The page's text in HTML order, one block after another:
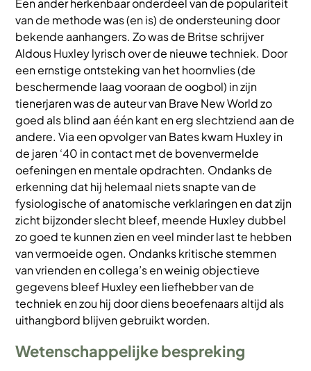
Een ander herkenbaar onderdeel van de populariteit
van de methode was (en is) de ondersteuning door
bekende aanhangers. Zo was de Britse schrijver
Aldous Huxley lyrisch over de nieuwe techniek. Door
een ernstige ontsteking van het hoornvlies (de
beschermende laag vooraan de oogbol) in zijn
tienerjaren was de auteur van Brave New World zo
goed als blind aan één kant en erg slechtziend aan de
andere. Via een opvolger van Bates kwam Huxley in
de jaren ‘40 in contact met de bovenvermelde
oefeningen en mentale opdrachten. Ondanks de
erkenning dat hij helemaal niets snapte van de
fysiologische of anatomische verklaringen en dat zijn
zicht bijzonder slecht bleef, meende Huxley dubbel
zo goed te kunnen zien en veel minder last te hebben
van vermoeide ogen. Ondanks kritische stemmen
van vrienden en collega’s en weinig objectieve
gegevens bleef Huxley een liefhebber van de
techniek en zou hij door diens beoefenaars altijd als
uithangbord blijven gebruikt worden.
Wetenschappelijke bespreking